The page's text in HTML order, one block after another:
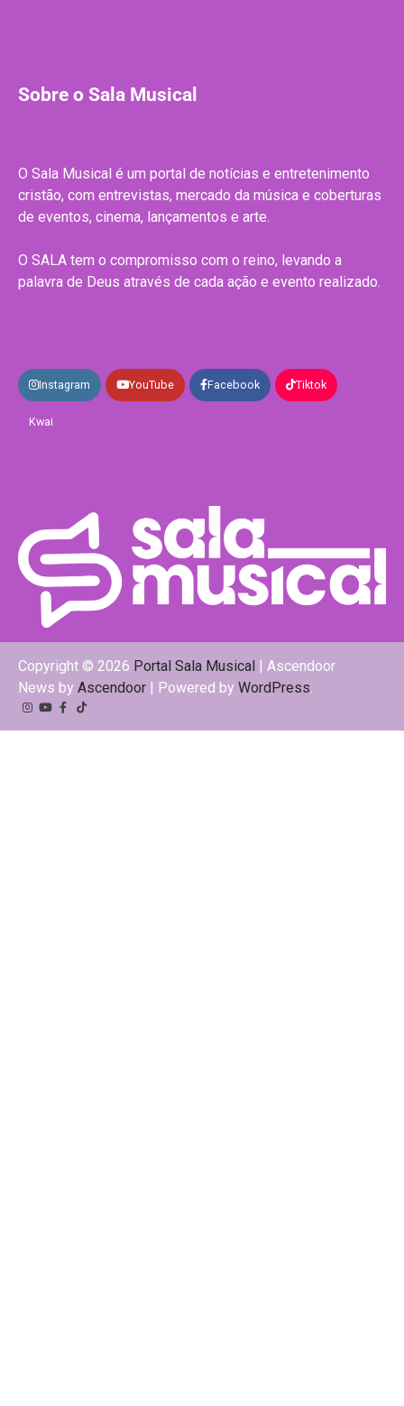
Sobre o Sala Musical
O Sala Musical é um portal de notícias e entretenimento
cristão, com entrevistas, mercado da música e coberturas
de eventos, cinema, lançamentos e arte.
O SALA tem o compromisso com o reino, levando a
palavra de Deus através de cada ação e evento realizado.
Instagram YouTube Facebook Tiktok
Kwai
Copyright © 2026 Portal Sala Musical
| Ascendoor
News by Ascendoor | Powered by WordPress.
Instagram
YouTube
Facebook
Tiktok